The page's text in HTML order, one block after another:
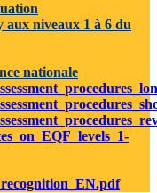
niveaux 1 à 6 du
nationale